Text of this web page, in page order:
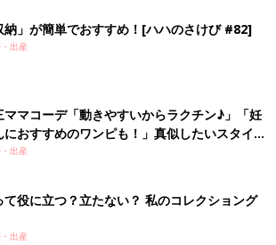
納」が簡単でおすすめ！[ハハのさけび #82]
出産
ママコーデ「動きやすいからラクチン♪」「妊
におすすめのワンピも！」真似したいスタイル
出産
て役に立つ？立たない？ 私のコレクショング
出産